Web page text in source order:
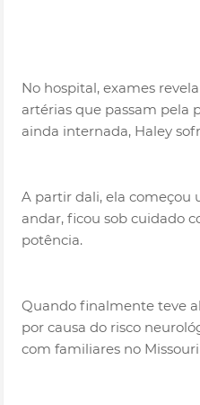
No hospital, exames
artérias que passam pela
ainda internada, Haley
A partir dali, ela começou
andar, ficou sob cuidado
potência.
Quando finalmente teve
por causa do risco
com familiares no